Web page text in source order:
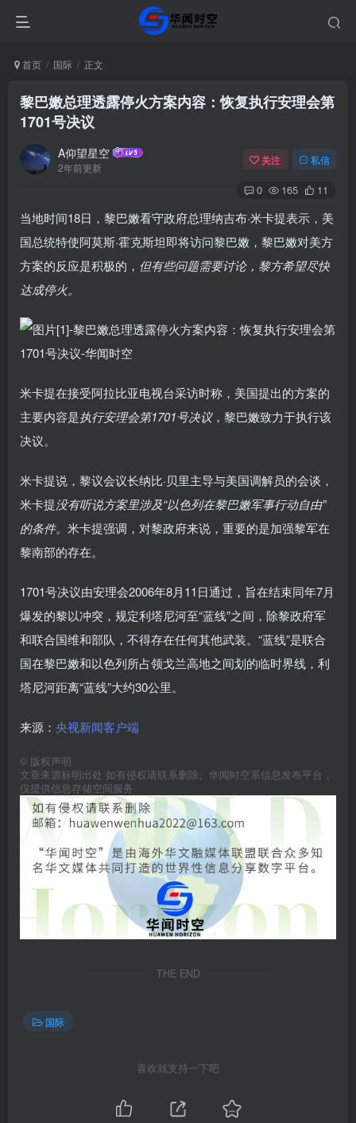
首页 国际 正文
黎巴嫩总理透露停火方案内容：恢复执行安理会第
1701号决议
A仰望星空
2年前更新
关注 私信
0 165 11
当地时间18日，黎巴嫩看守政府总理纳吉布·米卡提表示，美
国总统特使阿莫斯·霍克斯坦即将访问黎巴嫩，黎巴嫩对美方
方案的反应是积极的， 但有些问题需要讨论，黎方希望尽快
达成停火。
米卡提在接受阿拉比亚电视台采访时称，美国提出的方案的
主要内容是执行安理会第1701号决议，黎巴嫩致力于执行该
决议。
米卡提说，黎议会议长纳比·贝里主导与美国调解员的会谈，
米卡提没有听说方案里涉及“以色列在黎巴嫩军事行动自由”
的条件。 米卡提强调，对黎政府来说，重要的是加强黎军在
黎南部的存在。
1701号决议由安理会2006年8月11日通过，旨在结束同年7月
爆发的黎以冲突，规定利塔尼河至“蓝线”之间，除黎政府军
和联合国维和部队，不得存在任何其他武装。“蓝线”是联合
国在黎巴嫩和以色列所占领戈兰高地之间划的临时界线，利
塔尼河距离“蓝线”大约30公里。
来源： 央视新闻客户端
© 版权声明
文章来源标明出处 如有侵权请联系删除。华闻时空系信息发布平台，
仅提供信息存储空间服务
THE END
国际
喜欢就支持一下吧